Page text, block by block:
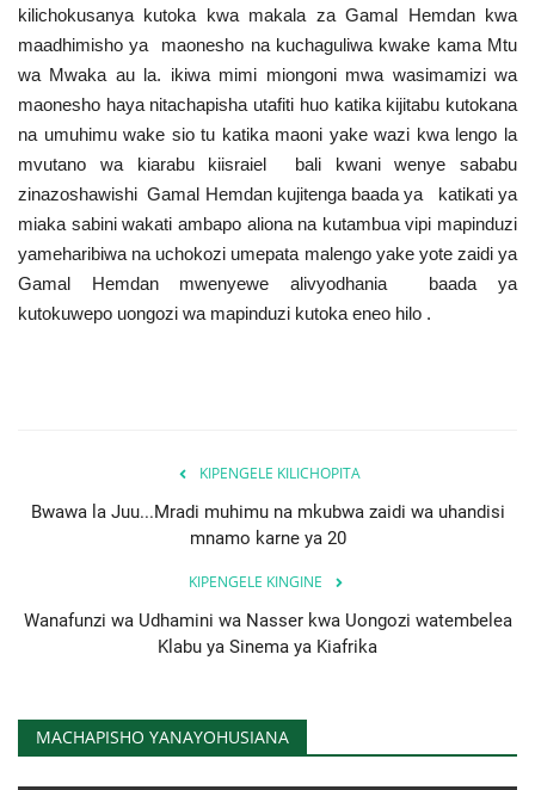
kilichokusanya kutoka kwa makala za Gamal Hemdan kwa
maadhimisho ya maonesho na kuchaguliwa kwake kama Mtu
wa Mwaka au la. ikiwa mimi miongoni mwa wasimamizi wa
maonesho haya nitachapisha utafiti huo katika kijitabu kutokana
na umuhimu wake sio tu katika maoni yake wazi kwa lengo la
mvutano wa kiarabu kiisraiel bali kwani wenye sababu
zinazoshawishi Gamal Hemdan kujitenga baada ya katikati ya
miaka sabini wakati ambapo aliona na kutambua vipi mapinduzi
yameharibiwa na uchokozi umepata malengo yake yote zaidi ya
Gamal Hemdan mwenyewe alivyodhania baada ya
kutokuwepo uongozi wa mapinduzi kutoka eneo hilo .
KIPENGELE KILICHOPITA
Bwawa la Juu...Mradi muhimu na mkubwa zaidi wa uhandisi
mnamo karne ya 20
KIPENGELE KINGINE
Wanafunzi wa Udhamini wa Nasser kwa Uongozi watembelea
Klabu ya Sinema ya Kiafrika
MACHAPISHO YANAYOHUSIANA